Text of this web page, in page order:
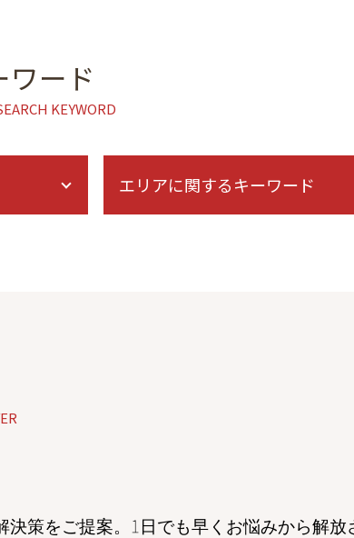
ード
エリアに関するキーワード
成年後見 弁護士 相談 東京
策をご提案。1日でも早くお悩みから解放